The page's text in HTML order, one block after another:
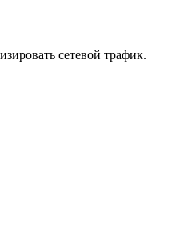
сетевой трафик.